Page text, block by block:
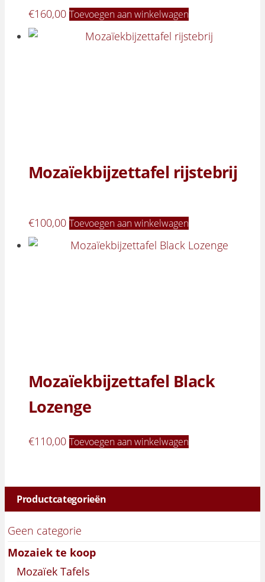
€160,00 Toevoegen aan winkelwagen
Mozaïekbijzettafel rijstebrij
€100,00 Toevoegen aan winkelwagen
Mozaïekbijzettafel Black
Lozenge
€110,00 Toevoegen aan winkelwagen
Productcategorieën
Geen categorie
Mozaiek te koop
Mozaïek Tafels